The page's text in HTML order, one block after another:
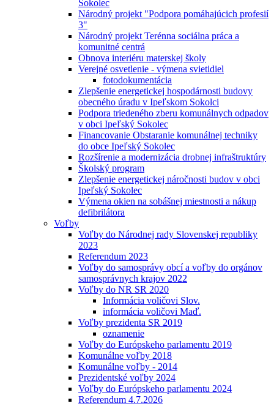
Sokolec
Národný projekt "Podpora pomáhajúcich profesií
3"
Národný projekt Terénna sociálna práca a
komunitné centrá
Obnova interiéru materskej školy
Verejné osvetlenie - výmena svietidiel
fotodokumentácia
Zlepšenie energetickej hospodárnosti budovy
obecného úradu v Ipeľskom Sokolci
Podpora triedeného zberu komunálnych odpadov
v obci Ipeľský Sokolec
Financovanie Obstaranie komunálnej techniky
do obce Ipeľský Sokolec
Rozšírenie a modernizácia drobnej infraštruktúry
Školský program
Zlepšenie energetickej náročnosti budov v obci
Ipeľský Sokolec
Výmena okien na sobášnej miestnosti a nákup
defibrilátora
Voľby
Voľby do Národnej rady Slovenskej republiky
2023
Referendum 2023
Voľby do samosprávy obcí a voľby do orgánov
samosprávnych krajov 2022
Voľby do NR SR 2020
Informácia voličovi Slov.
informácia voličovi Maď.
Voľby prezidenta SR 2019
oznamenie
Voľby do Európskeho parlamentu 2019
Komunálne voľby 2018
Komunálne voľby - 2014
Prezidentské voľby 2024
Voľby do Európskeho parlamentu 2024
Referendum 4.7.2026